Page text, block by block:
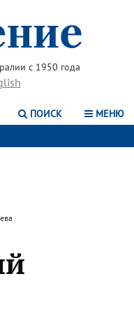
с 1950 года
ПОИСК МЕНЮ